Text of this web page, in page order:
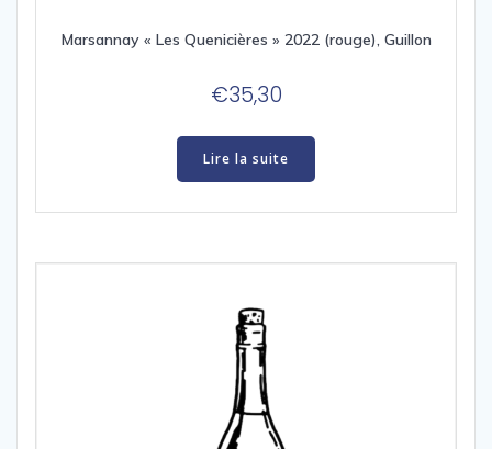
Marsannay « Les Quenicières » 2022 (rouge), Guillon
€35,30
Lire la suite